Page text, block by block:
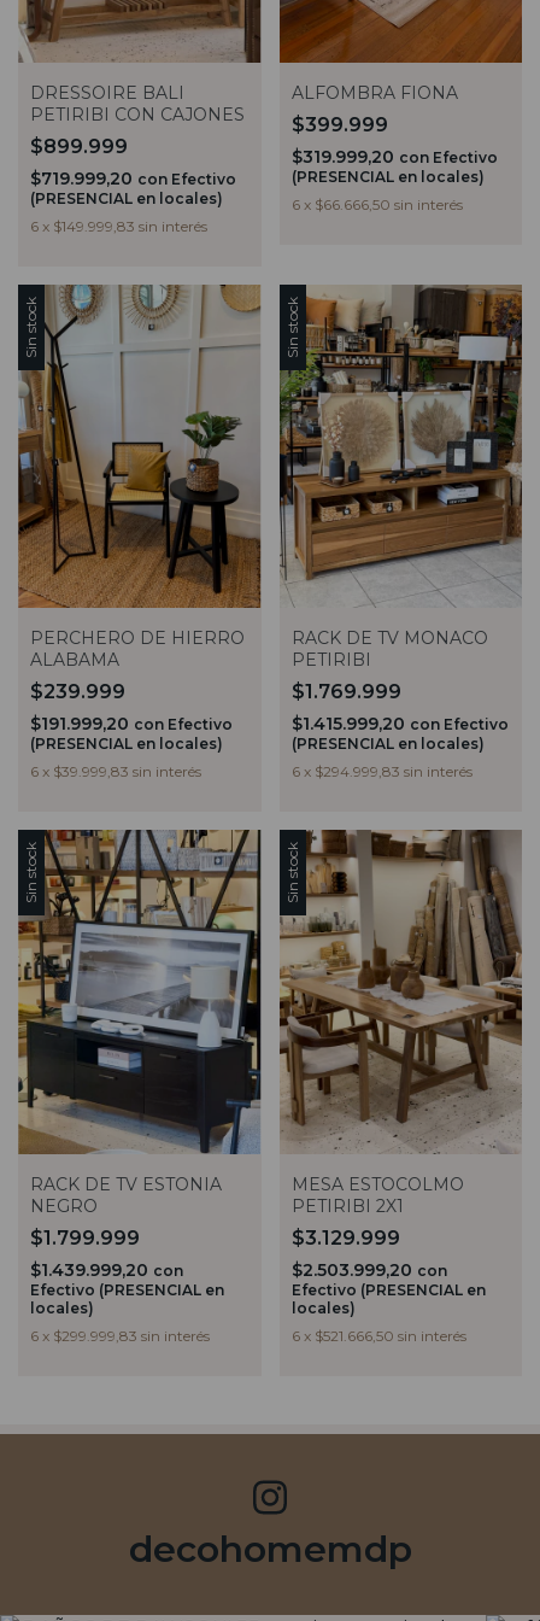
DRESSOIRE BALI
PETIRIBI CON CAJONES
$899.999
$719.999,20 con Efectivo
(PRESENCIAL en locales)
6 x $149.999,83 sin interés
ALFOMBRA FIONA
$399.999
$319.999,20 con Efectivo
(PRESENCIAL en locales)
6 x $66.666,50 sin interés
Sin stock
PERCHERO DE HIERRO
ALABAMA
$239.999
$191.999,20 con Efectivo
(PRESENCIAL en locales)
6 x $39.999,83 sin interés
Sin stock
RACK DE TV MONACO
PETIRIBI
$1.769.999
$1.415.999,20 con Efectivo
(PRESENCIAL en locales)
6 x $294.999,83 sin interés
Sin stock
RACK DE TV ESTONIA
NEGRO
$1.799.999
$1.439.999,20 con
Efectivo (PRESENCIAL en
locales)
6 x $299.999,83 sin interés
Sin stock
MESA ESTOCOLMO
PETIRIBI 2X1
$3.129.999
$2.503.999,20 con
Efectivo (PRESENCIAL en
locales)
6 x $521.666,50 sin interés
decohomemdp